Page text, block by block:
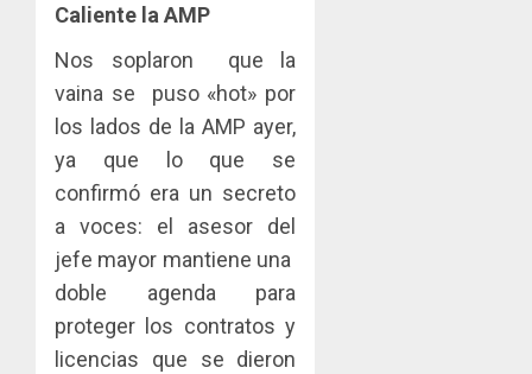
Caliente la AMP
Nos soplaron que la
vaina se puso «hot» por
los lados de la AMP ayer,
ya que lo que se
confirmó era un secreto
a voces: el asesor del
jefe mayor mantiene una
doble agenda para
proteger los contratos y
licencias que se dieron